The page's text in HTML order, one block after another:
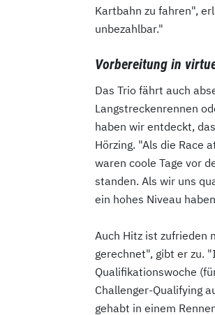
Kartbahn zu fahren",
unbezahlbar."
Vorbereitung in
Das Trio fährt auch
Langstreckenrennen
haben wir entdeckt,
Hörzing. "Als die Race
waren coole Tage vor
standen. Als wir uns
ein hohes Niveau
Auch Hitz ist zufrieden
gerechnet", gibt er zu.
Qualifikationswoche
Challenger-Qualifying
gehabt in einem